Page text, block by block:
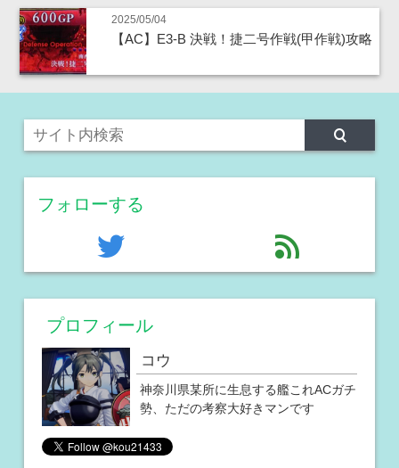
2025/05/04
【AC】E3-B 決戦！捷二号作戦(甲作戦)攻略
フォローする
twitter feed
プロフィール
コウ
神奈川県某所に生息する艦これACガチ
勢、ただの考察大好きマンです